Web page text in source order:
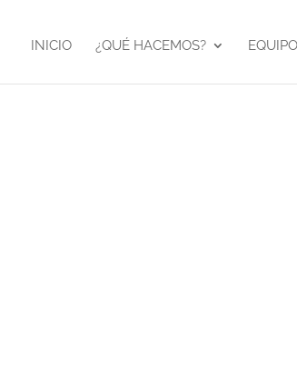
INICIO ¿QUÉ HACEMOS? EQUIPO